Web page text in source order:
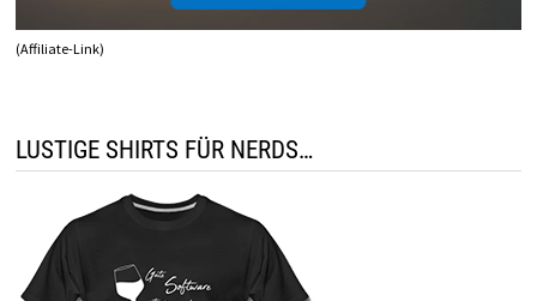
(Affiliate-Link)
LUSTIGE SHIRTS FÜR NERDS…